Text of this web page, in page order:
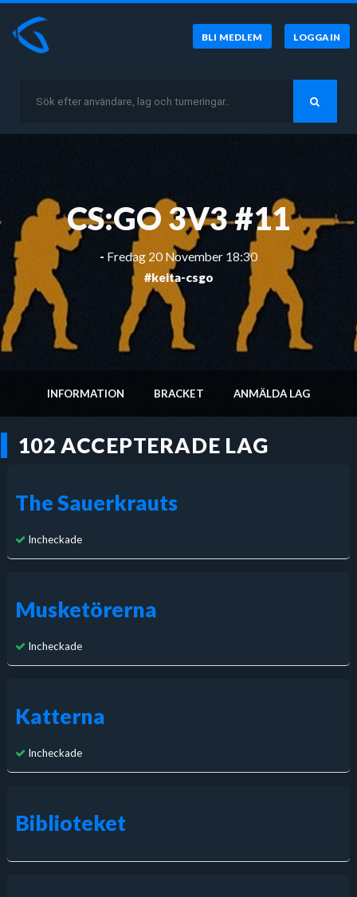
BLI MEDLEM LOGGA IN
CS:GO 3V3 #11
- Fredag 20 November 18:30
#keita-csgo
INFORMATION BRACKET ANMÄLDA LAG
102 ACCEPTERADE LAG
The Sauerkrauts
Incheckade
Musketörerna
Incheckade
Katterna
Incheckade
Biblioteket